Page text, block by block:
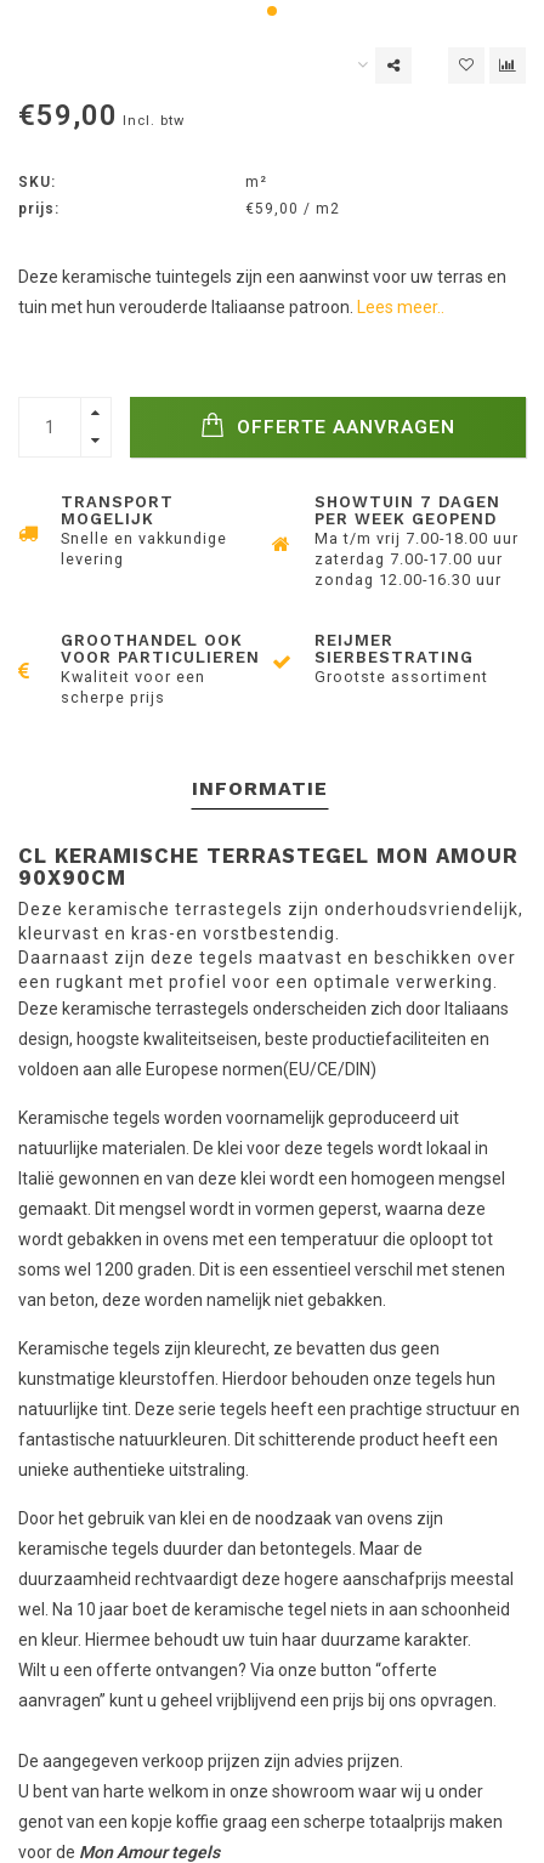
€59,00 Incl. btw
SKU:
m²
prijs:
€59,00 / m2
Deze keramische tuintegels zijn een aanwinst voor uw terras en
tuin met hun verouderde Italiaanse patroon. Lees meer..
OFFERTE AANVRAGEN
TRANSPORT
MOGELIJK
Snelle en vakkundige
levering
SHOWTUIN 7 DAGEN
PER WEEK GEOPEND
Ma t/m vrij 7.00-18.00 uur
zaterdag 7.00-17.00 uur
zondag 12.00-16.30 uur
GROOTHANDEL OOK
VOOR PARTICULIEREN
Kwaliteit voor een
scherpe prijs
REIJMER
SIERBESTRATING
Grootste assortiment
INFORMATIE
CL KERAMISCHE TERRASTEGEL MON AMOUR
90X90CM
Deze keramische terrastegels zijn onderhoudsvriendelijk,
kleurvast en kras-en vorstbestendig.
Daarnaast zijn deze tegels maatvast en beschikken over
een rugkant met profiel voor een optimale verwerking.
Deze keramische terrastegels onderscheiden zich door Italiaans
design, hoogste kwaliteitseisen, beste productiefaciliteiten en
voldoen aan alle Europese normen(EU/CE/DIN)
Keramische tegels worden voornamelijk geproduceerd uit
natuurlijke materialen. De klei voor deze tegels wordt lokaal in
Italië gewonnen en van deze klei wordt een homogeen mengsel
gemaakt. Dit mengsel wordt in vormen geperst, waarna deze
wordt gebakken in ovens met een temperatuur die oploopt tot
soms wel 1200 graden. Dit is een essentieel verschil met stenen
van beton, deze worden namelijk niet gebakken.
Keramische tegels zijn kleurecht, ze bevatten dus geen
kunstmatige kleurstoffen. Hierdoor behouden onze tegels hun
natuurlijke tint. Deze serie tegels heeft een prachtige structuur en
fantastische natuurkleuren. Dit schitterende product heeft een
unieke authentieke uitstraling.
Door het gebruik van klei en de noodzaak van ovens zijn
keramische tegels duurder dan betontegels. Maar de
duurzaamheid rechtvaardigt deze hogere aanschafprijs meestal
wel. Na 10 jaar boet de keramische tegel niets in aan schoonheid
en kleur. Hiermee behoudt uw tuin haar duurzame karakter.
Wilt u een offerte ontvangen? Via onze button “offerte
aanvragen” kunt u geheel vrijblijvend een prijs bij ons opvragen.
De aangegeven verkoop prijzen zijn advies prijzen.
U bent van harte welkom in onze showroom waar wij u onder
genot van een kopje koffie graag een scherpe totaalprijs maken
voor de Mon Amour tegels